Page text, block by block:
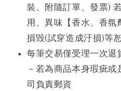
裝、附隨訂單、發票)
用、異味【香水、香氛
損毀(試穿造成汙損)等
每筆交易僅受理一次退
－ 若為商品本身瑕疵或
司負責郵資